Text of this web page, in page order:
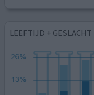
LEEFTIJD + GESLACHT